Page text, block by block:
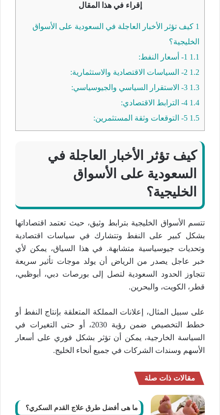
إقراء في هذا المقال
1 كيف تؤثر الأخبار العاجلة في السعودية على الأسواق
الخليجية؟
1.1
1.2
1.3
1.4
1.5
كيف تؤثر الأخبار العاجلة في
السعودية على الأسواق
الخليجية؟
تتسم الأسواق الخليجية بترابط وثيق، حيث تعتمد اقتصاداتها
بشكل كبير على النفط وتتشارك في سياسات اقتصادية
وتحديات جيوسياسية متشابهة. في هذا السياق، يمكن لأي
خبر عاجل يصدر من الرياض أن يولد موجات تأثير سريعة
تتجاوز الحدود السعودية لتصل إلى بورصات دبي، أبوظبي،
قطر، الكويت، والبحرين.
على سبيل المثال، إعلانات المملكة المتعلقة بإنتاج النفط أو
خطط التخصيص ضمن رؤية 2030، أو حتى التغيرات في
السياسة الخارجية، يمكن أن تؤثر بشكل فوري على أسعار
الأسهم وسندات الشركات في جميع أنحاء الخليج.
مقالات ذات صلة
ما هى أفضل طرق علاج القدم السكري؟